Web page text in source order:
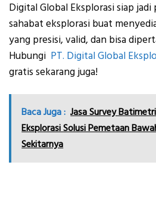
Digital Global Eksplorasi siap
sahabat eksplorasi buat
yang presisi, valid, dan bisa
Hubungi PT. Digital Global
gratis sekarang juga!
Baca Juga : Jasa Survey
Eksplorasi Solusi Pemetaan
Sekitarnya